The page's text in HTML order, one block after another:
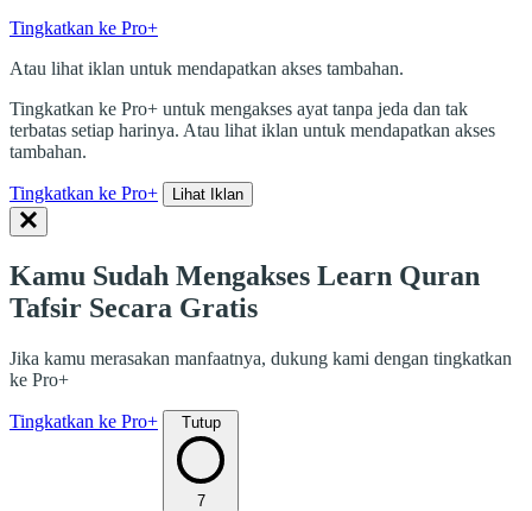
Tingkatkan ke Pro+
Atau lihat iklan untuk mendapatkan akses tambahan.
Tingkatkan ke Pro+ untuk mengakses ayat tanpa jeda dan tak
terbatas setiap harinya. Atau lihat iklan untuk mendapatkan akses
tambahan.
Tingkatkan ke Pro+ Lihat Iklan
Kamu Sudah Mengakses Learn Quran
Tafsir Secara Gratis
Jika kamu merasakan manfaatnya, dukung kami dengan tingkatkan
ke Pro+
Tingkatkan ke Pro+ Tutup
7